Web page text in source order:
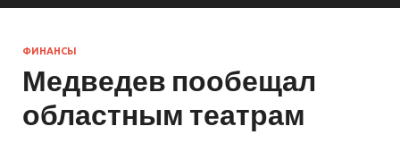
ФИНАНСЫ
Медведев пообещал
областным театрам